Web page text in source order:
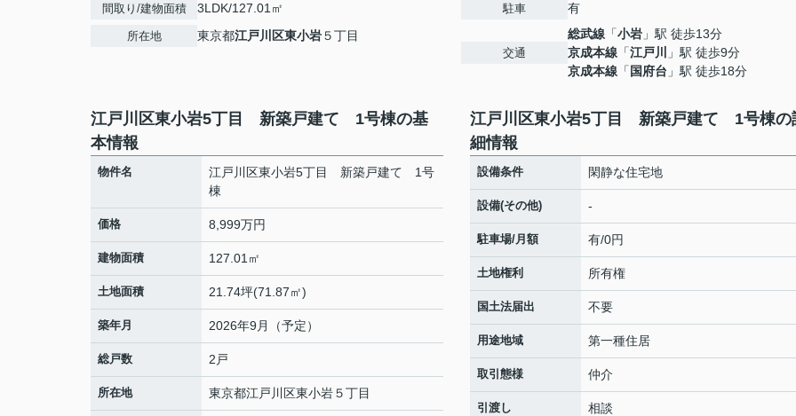
間取り/建物面積 3LDK/127.01㎡
所在地 東京都江戸川区東小岩５丁目
駐車 有
交通
総武線 「小岩 」駅 徒歩13分
京成本線 「江戸川
」駅 徒歩9分
京成本線 「 国府台 」駅 徒歩18分
江戸川区東小岩5丁目 新築戸建て 1号棟の基
本情報
物件名
江戸川区東小岩5丁目 新築戸建て 1号
棟
価格 8,999万円
建物面積 127.01㎡
土地面積 21.74坪(71.87㎡)
築年月 2026年9月（予定）
総戸数 2戸
所在地 東京都江戸川区東小岩５丁目
江戸川区東小岩5丁目 新築戸建て 1号棟の
細情報
設備条件 閑静な住宅地
設備(その他) -
駐車場/月額 有/0円
土地権利 所有権
国土法届出 不要
用途地域 第一種住居
取引態様 仲介
引渡し 相談